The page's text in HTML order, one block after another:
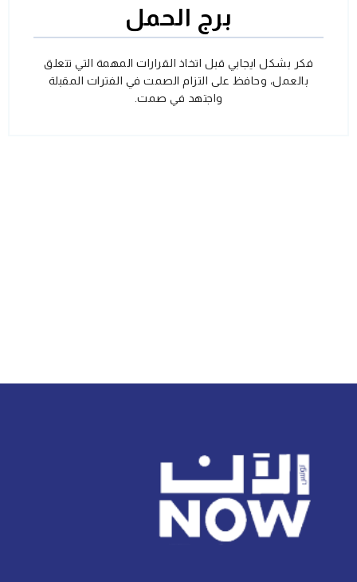
برج الحمل
فكر بشكل ايجابي قبل اتخاذ القرارات المهمة التي تتعلق
بالعمل، وحافظ على التزام الصمت في الفترات المقبلة
واجتهد في صمت.